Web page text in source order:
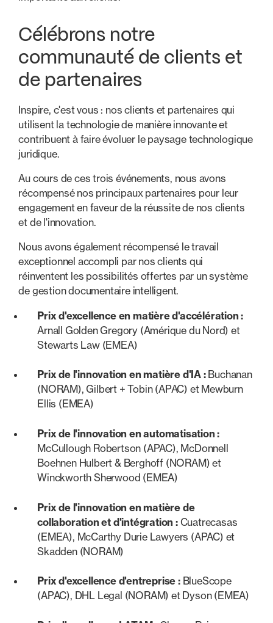
Célébrons notre
communauté de clients et
de partenaires
Inspire, c'est vous : nos clients et partenaires qui
utilisent la technologie de manière innovante et
contribuent à faire évoluer le paysage technologique
juridique.
Au cours de ces trois événements, nous avons
récompensé nos principaux partenaires pour leur
engagement en faveur de la réussite de nos clients
et de l'innovation.
Nous avons également récompensé le travail
exceptionnel accompli par nos clients qui
réinventent les possibilités offertes par un système
de gestion documentaire intelligent.
Prix d'excellence en matière d'accélération :
Arnall Golden Gregory (Amérique du Nord) et
Stewarts Law (EMEA)
Prix de l'innovation en matière d'IA :Buchanan
(NORAM), Gilbert + Tobin (APAC) et Mewburn
Ellis (EMEA)
Prix de l'innovation en automatisation :
McCullough Robertson (APAC), McDonnell
Boehnen Hulbert & Berghoff (NORAM) et
Winckworth Sherwood (EMEA)
Prix de l'innovation en matière de
collaboration et d'intégration :Cuatrecasas
(EMEA), McCarthy Durie Lawyers (APAC) et
Skadden (NORAM)
Prix d'excellence d'entreprise :BlueScope
(APAC), DHL Legal (NORAM) et Dyson (EMEA)